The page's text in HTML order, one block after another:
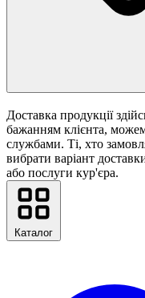
Доставка продукції
бажанням клієнта,
службами. Ті, хто
вибрати варіант
або послуги кур'єра.
Каталог